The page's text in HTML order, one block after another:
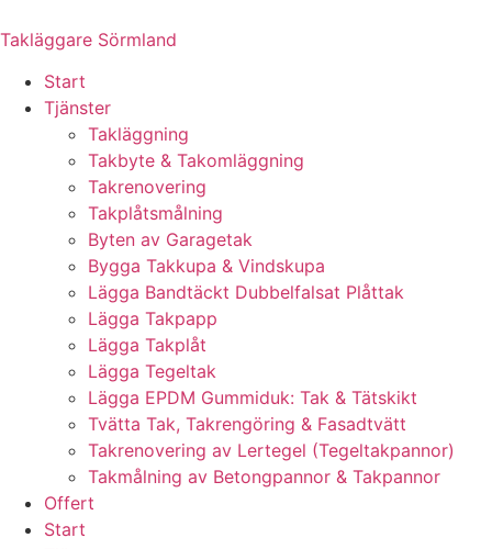
to
Takläggare Sörmland
Start
Tjänster
Takläggning
Takbyte & Takomläggning
Takrenovering
Takplåtsmålning
Byten av Garagetak
Bygga Takkupa & Vindskupa
Lägga Bandtäckt Dubbelfalsat Plåttak
Lägga Takpapp
Lägga Takplåt
Lägga Tegeltak
Lägga EPDM Gummiduk: Tak & Tätskikt
Tvätta Tak, Takrengöring & Fasadtvätt
Takrenovering av Lertegel (Tegeltakpannor)
Takmålning av Betongpannor & Takpannor
Offert
Start